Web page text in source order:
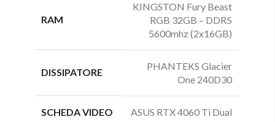
RAM
KINGSTON Fury Beast
RGB 32GB – DDR5
5600mhz (2x16GB)
DISSIPATORE
PHANTEKS Glacier
One 240D30
SCHEDA VIDEO ASUS RTX 4060 Ti Dual